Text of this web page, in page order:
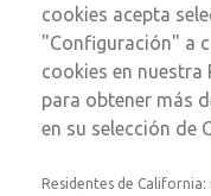
cookies acepta
"Configuración" a
cookies en
para obtener más
en su selección de
Residentes de